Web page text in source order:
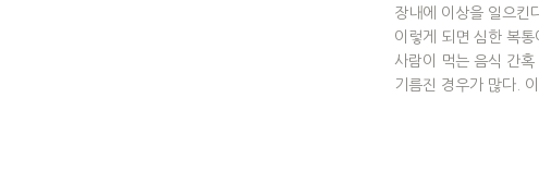
장내에 이상을 일으킨
이렇게 되면 심한 복
사람이 먹는 음식 간
기름진 경우가 많다.